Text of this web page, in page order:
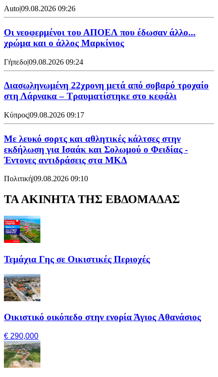
Auto|09.08.2026 09:26
Οι νεοφερμένοι του ΑΠΟΕΛ που έδωσαν άλλο...
χρώμα και ο άλλος Μαρκίνιος
Γήπεδο|09.08.2026 09:24
Διασωληνωμένη 22χρονη μετά από σοβαρό τροχαίο
στη Λάρνακα – Τραυματίστηκε στο κεφάλι
Κύπρος|09.08.2026 09:17
Με λευκό σορτς και αθλητικές κάλτσες στην
εκδήλωση για Ισαάκ και Σολωμού ο Φειδίας -
Έντονες αντιδράσεις στα ΜΚΔ
Πολιτική|09.08.2026 09:10
ΤΑ ΑΚΙΝΗΤΑ ΤΗΣ ΕΒΔΟΜΑΔΑΣ
Τεμάχια Γης σε Οικιστικές Περιοχές
Οικιστικό οικόπεδο στην ενορία Άγιος Αθανάσιος
€ 290,000